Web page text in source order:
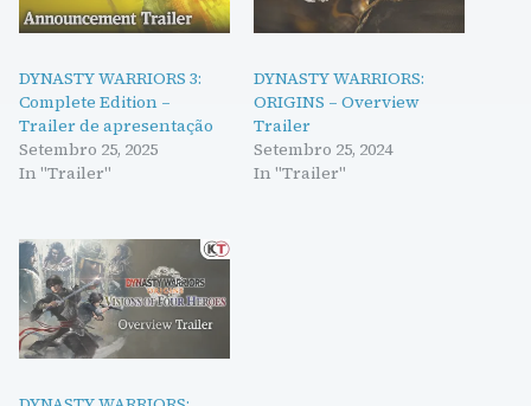
DYNASTY WARRIORS 3:
Complete Edition –
Trailer de apresentação
Setembro 25, 2025
In "Trailer"
DYNASTY WARRIORS:
ORIGINS – Overview
Trailer
Setembro 25, 2024
In "Trailer"